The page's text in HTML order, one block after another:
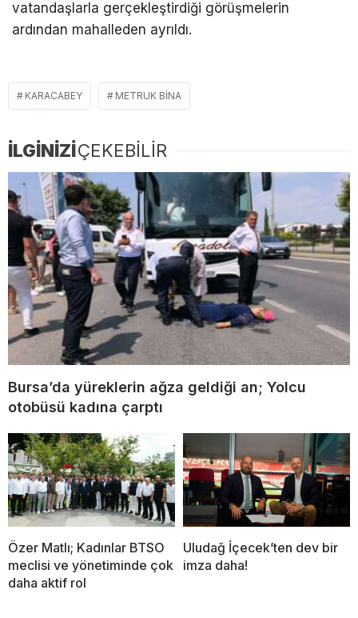
vatandaşlarla gerçekleştirdiği görüşmelerin
ardından mahalleden ayrıldı.
KARACABEY METRUK BINA
İLGİNİZİÇEKEBİLİR
Bursa’da yüreklerin ağza geldiği an; Yolcu
otobüsü kadına çarptı
Özer Matlı; Kadınlar BTSO
meclisi ve yönetiminde çok
daha aktif rol
Uludağ İçecek’ten dev bir
imza daha!